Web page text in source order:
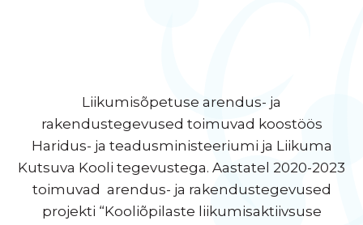
Liikumisõpetuse arendus- ja
rakendustegevused toimuvad koostöös
Haridus- ja teadusministeeriumi ja Liikuma
Kutsuva Kooli tegevustega. Aastatel 2020-2023
toimuvad arendus- ja rakendustegevused
projekti “Kooliõpilaste liikumisaktiivsuse